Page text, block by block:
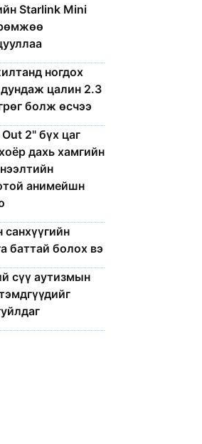
Starlink Mini
ногдох
цалин 2.3
болж өсчээ
2" бүх цаг
дахь хамгийн
анимейшн
санхүүгийн
баттай болох вэ
сүү аутизмын